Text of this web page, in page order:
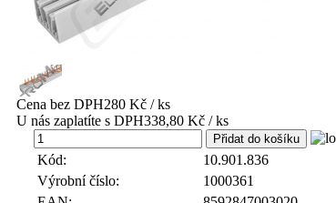
Cena bez DPH280 Kč / ks
U nás zaplatíte s DPH338,80 Kč / ks
Kód:
10.901.836
Výrobní číslo:
1000361